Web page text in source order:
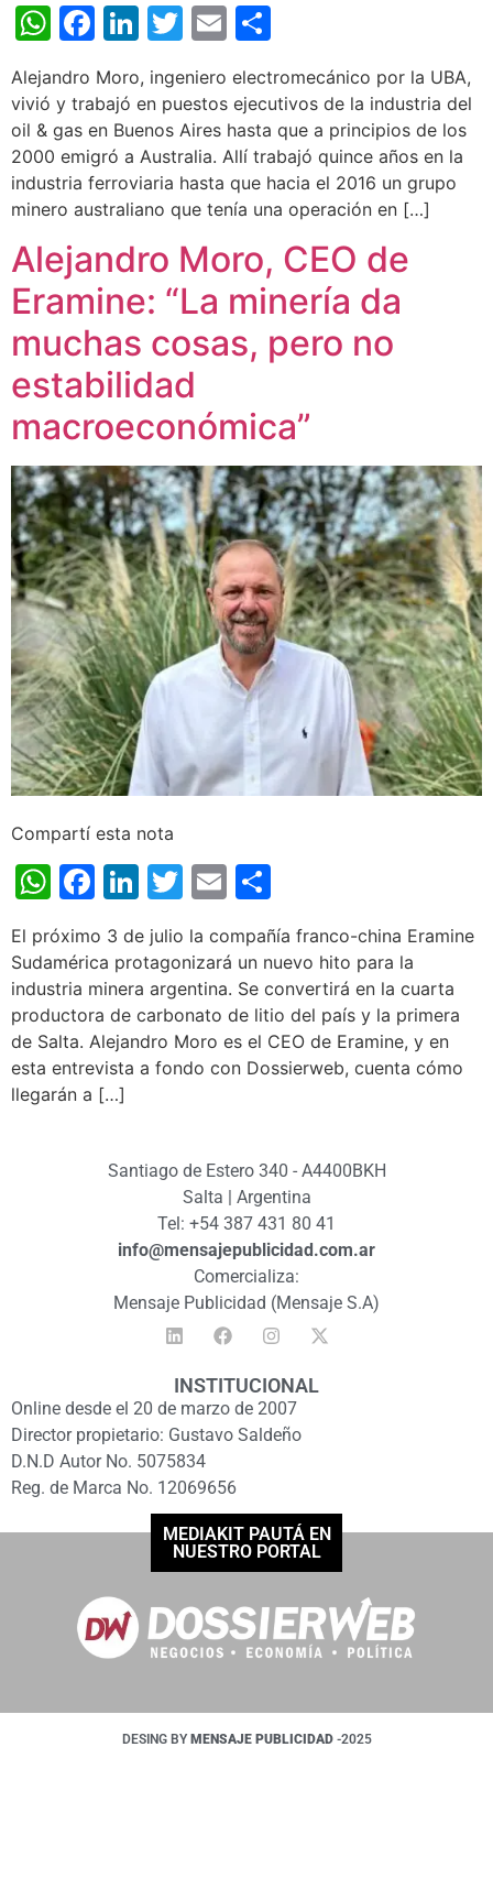
WhatsApp
Facebook
LinkedIn
Twitter
Email
Alejandro Moro, ingeniero electromecánico por la UBA,
vivió y trabajó en puestos ejecutivos de la industria del
oil & gas en Buenos Aires hasta que a principios de los
2000 emigró a Australia. Allí trabajó quince años en la
industria ferroviaria hasta que hacia el 2016 un grupo
minero australiano que tenía una operación en […]
Alejandro Moro, CEO de
Eramine: “La minería da
muchas cosas, pero no
estabilidad
macroeconómica”
Compartí esta nota
WhatsApp
Facebook
LinkedIn
Twitter
Email
El próximo 3 de julio la compañía franco-china Eramine
Sudamérica protagonizará un nuevo hito para la
industria minera argentina. Se convertirá en la cuarta
productora de carbonato de litio del país y la primera
de Salta. Alejandro Moro es el CEO de Eramine, y en
esta entrevista a fondo con Dossierweb, cuenta cómo
llegarán a […]
Santiago de Estero 340 - A4400BKH
Salta | Argentina
Tel: +54 387 431 80 41
info@mensajepublicidad.com.ar
Comercializa:
Mensaje Publicidad (Mensaje S.A)
INSTITUCIONAL
Online desde el 20 de marzo de 2007
Director propietario: Gustavo Saldeño
D.N.D Autor No. 5075834
Reg. de Marca No. 12069656
MEDIAKIT PAUTÁ EN
NUESTRO PORTAL
DESING BY MENSAJE PUBLICIDAD -2025